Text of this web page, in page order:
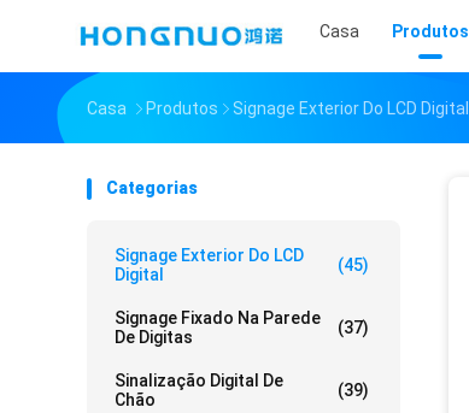
Casa Produtos
Casa Produtos Signage Exterior Do LCD Digital
Categorias
Signage Exterior Do LCD
Digital
(45)
Signage Fixado Na Parede
De Digitas
(37)
Sinalização Digital De
Chão
(39)